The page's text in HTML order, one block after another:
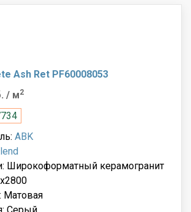
Ash Ret PF60008053
/ м2
ABK
Широкоформатный керамогранит
Матовая